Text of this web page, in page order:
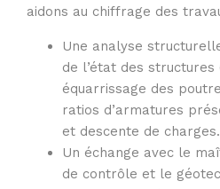
aidons au chiffrage des
Une analyse
de l’état des
équarrissage des
ratios d’armatures
et descente de charges.
Un échange avec le
de contrôle et le